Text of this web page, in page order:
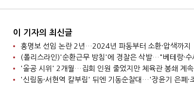
이 기자의 최신글
홍명보 선임 논란 2년…2024년 파동부터 소환·압색까지
'올공 시위' 2개월…집회 인원 줄었지만 체육관 봉쇄 계속